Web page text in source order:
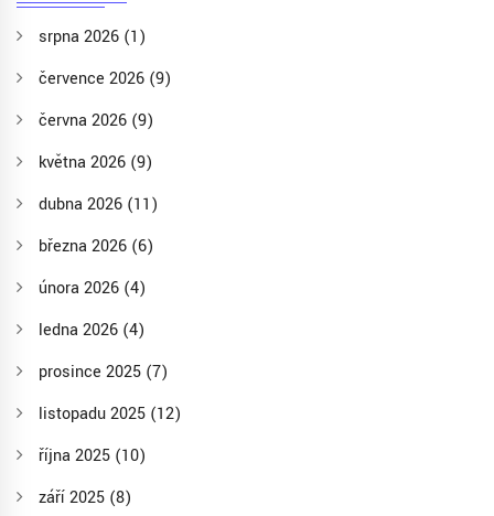
srpna 2026 (1)
července 2026 (9)
června 2026 (9)
května 2026 (9)
dubna 2026 (11)
března 2026 (6)
února 2026 (4)
ledna 2026 (4)
prosince 2025 (7)
listopadu 2025 (12)
října 2025 (10)
září 2025 (8)